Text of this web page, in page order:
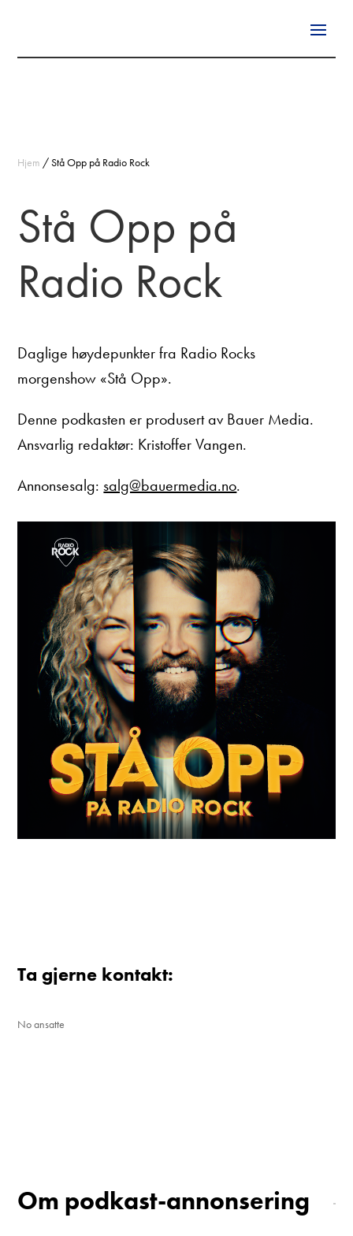
Hjem /Stå Opp på Radio Rock
Stå Opp på
Radio Rock
Daglige høydepunkter fra Radio Rocks
morgenshow «Stå Opp».
Denne podkasten er produsert av Bauer Media.
Ansvarlig redaktør: Kristoffer Vangen.
Annonsesalg: salg@bauermedia.no.
Ta gjerne kontakt:
No ansatte
Om podkast-annonsering